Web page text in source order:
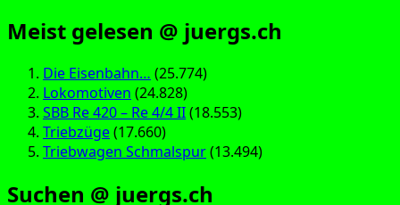
Meist gelesen @ juergs.ch
Die Eisenbahn… (25.774)
Lokomotiven (24.828)
SBB Re 420 – Re 4/4 II(18.553)
Triebzüge(17.660)
Triebwagen Schmalspur(13.494)
Suchen @ juergs.ch